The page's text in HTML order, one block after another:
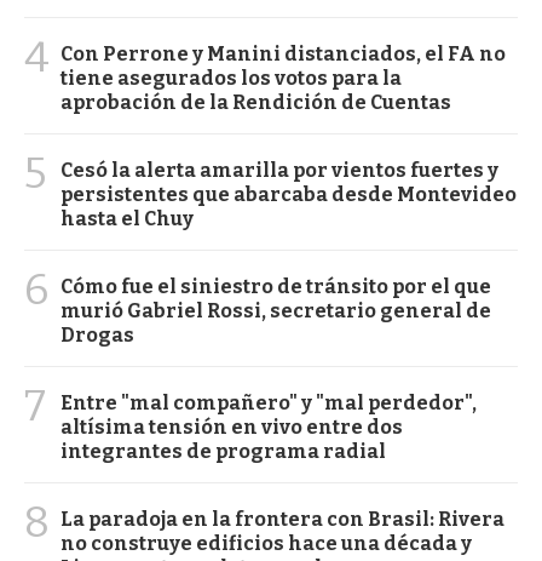
4 Con Perrone y Manini distanciados, el FA no
tiene asegurados los votos para la
aprobación de la Rendición de Cuentas
5
Cesó la alerta amarilla por vientos fuertes y
persistentes que abarcaba desde Montevideo
hasta el Chuy
6
Cómo fue el siniestro de tránsito por el que
murió Gabriel Rossi, secretario general de
Drogas
7
Entre "mal compañero" y "mal perdedor",
altísima tensión en vivo entre dos
integrantes de programa radial
8
La paradoja en la frontera con Brasil: Rivera
no construye edificios hace una década y